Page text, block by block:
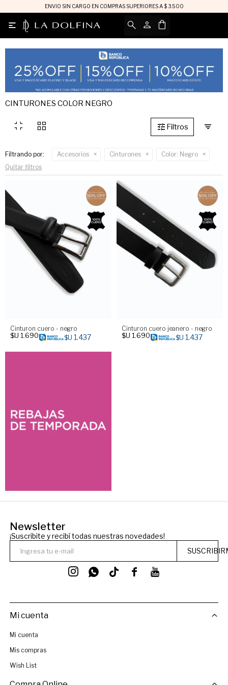
ENVIO SIN CARGO EN COMPRAS SUPERIORES A $ 3.500

CINTURONES COLOR NEGRO
fullscreen_exit grid_view
Filtrando por: Accesorios Cinturones Color: Negro
Quitar filtros
Cinturon cuero - negro
$U 1.690 $U 1.437
Cinturon cuero jeanero - negro
$U 1.690 $U 1.437
Newsletter
¡Suscribite y recibí todas nuestras novedades!
 
 
Mi cuenta
Mi cuenta
Mis compras
Wish List